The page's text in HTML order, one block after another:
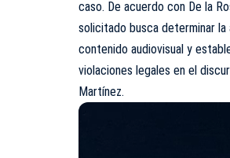
caso. De acuerdo con De la
solicitado busca determinar
contenido audiovisual y
violaciones legales en el
Martínez.